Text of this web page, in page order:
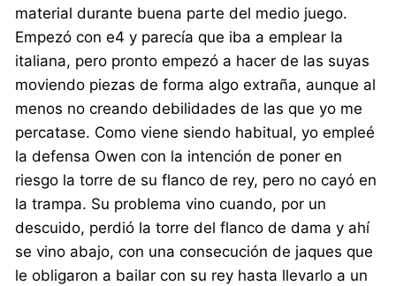
material durante buena parte del medio juego.
Empezó con e4 y parecía que iba a emplear la
italiana, pero pronto empezó a hacer de las suyas
moviendo piezas de forma algo extraña, aunque al
menos no creando debilidades de las que yo me
percatase. Como viene siendo habitual, yo empleé
la defensa Owen con la intención de poner en
riesgo la torre de su flanco de rey, pero no cayó en
la trampa. Su problema vino cuando, por un
descuido, perdió la torre del flanco de dama y ahí
se vino abajo, con una consecución de jaques que
le obligaron a bailar con su rey hasta llevarlo a un